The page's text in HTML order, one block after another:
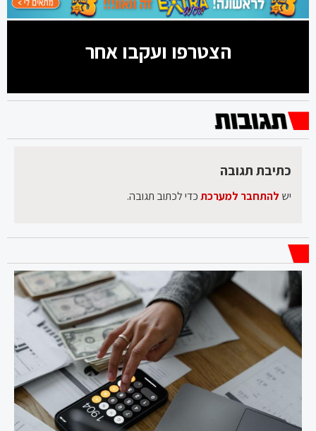
הצטרפו ועקבו אחר
כתיבת תגובה
יש להתחבר למערכתכדי לכתוב תגובה.